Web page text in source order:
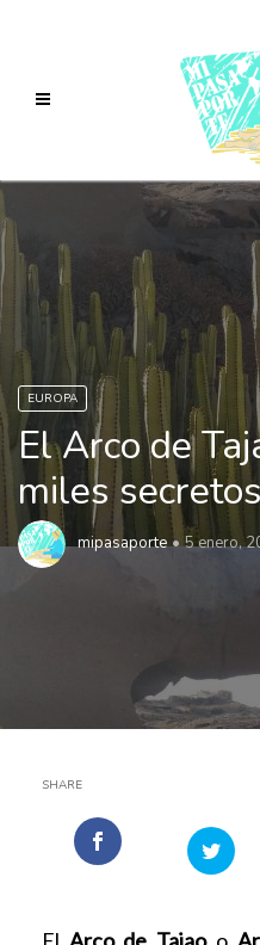
EUROPA
El Arco de
miles
mipasaporte 5 enero,
SHARE